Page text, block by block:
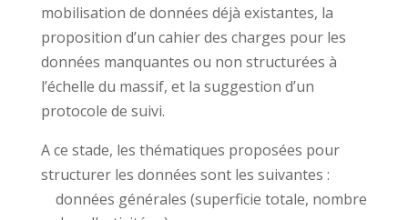
mobilisation de données déjà existantes, la
proposition d’un cahier des charges pour les
données manquantes ou non structurées à
l’échelle du massif, et la suggestion d’un
protocole de suivi.
A ce stade, les thématiques proposées pour
structurer les données sont les suivantes :
données générales (superficie totale, nombre